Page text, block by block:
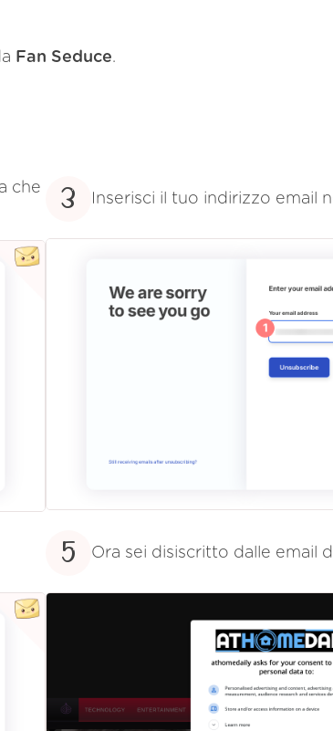
Fan Seduce.
che
3 Inserisci il tuo indirizzo email
5 Ora sei disiscritto dalle email